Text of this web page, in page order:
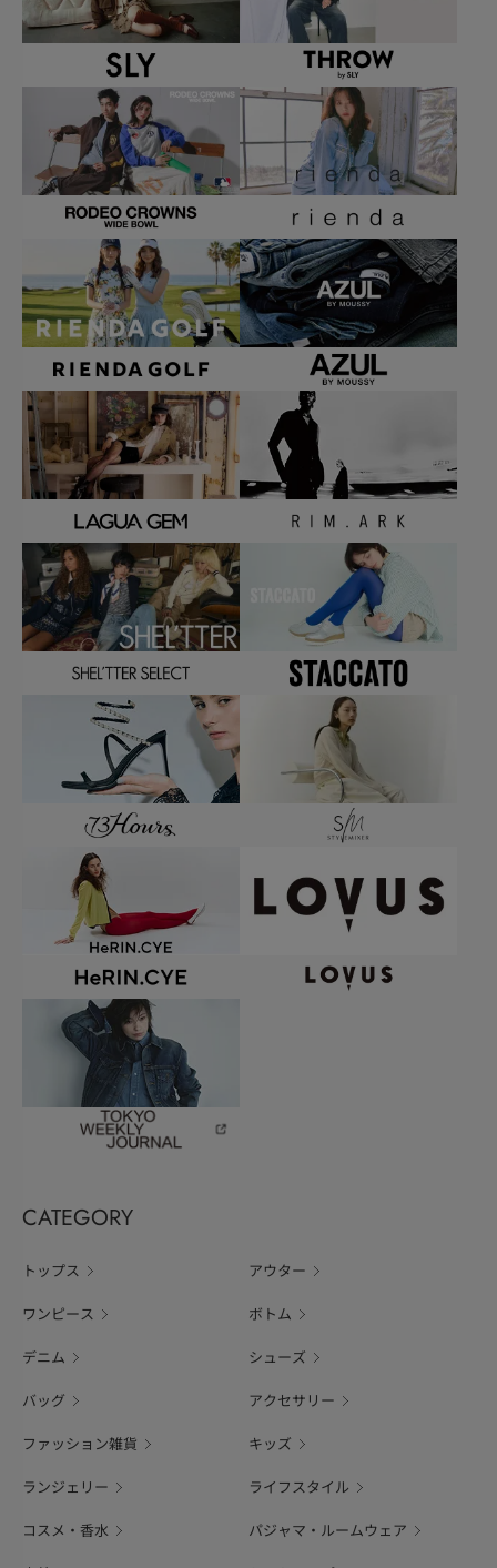
CATEGORY
トップス アウター
ワンピース ボトム
デニム シューズ
バッグ アクセサリー
ファッション雑貨 キッズ
ランジェリー ライフスタイル
コスメ・香水 パジャマ・ルームウェア